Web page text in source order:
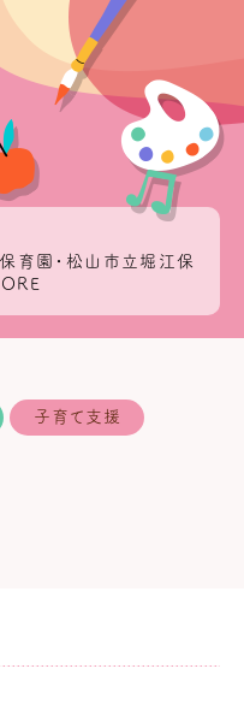
育園・松山市立堀江保
子育て支援